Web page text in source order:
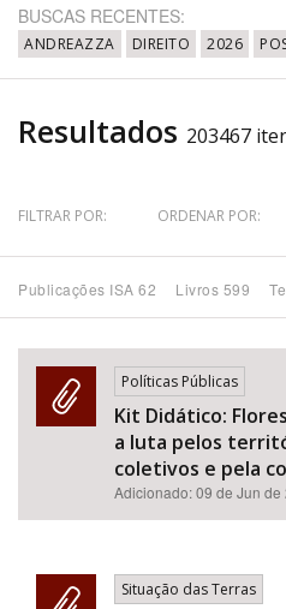
Até
Povo Indígena
Subtema
Área de Levantamento
Área Protegida
BUSCAS RECENTES:
ANDREAZZA DIREITO 2026
Resultados 203467
FILTRAR POR: ORDENAR POR:
Publicações ISA 62 Livros 599
Políticas Públicas
Kit Didático:
a luta pelos
coletivos e pela
Adicionado:09 de Jun de
Situação das Terras